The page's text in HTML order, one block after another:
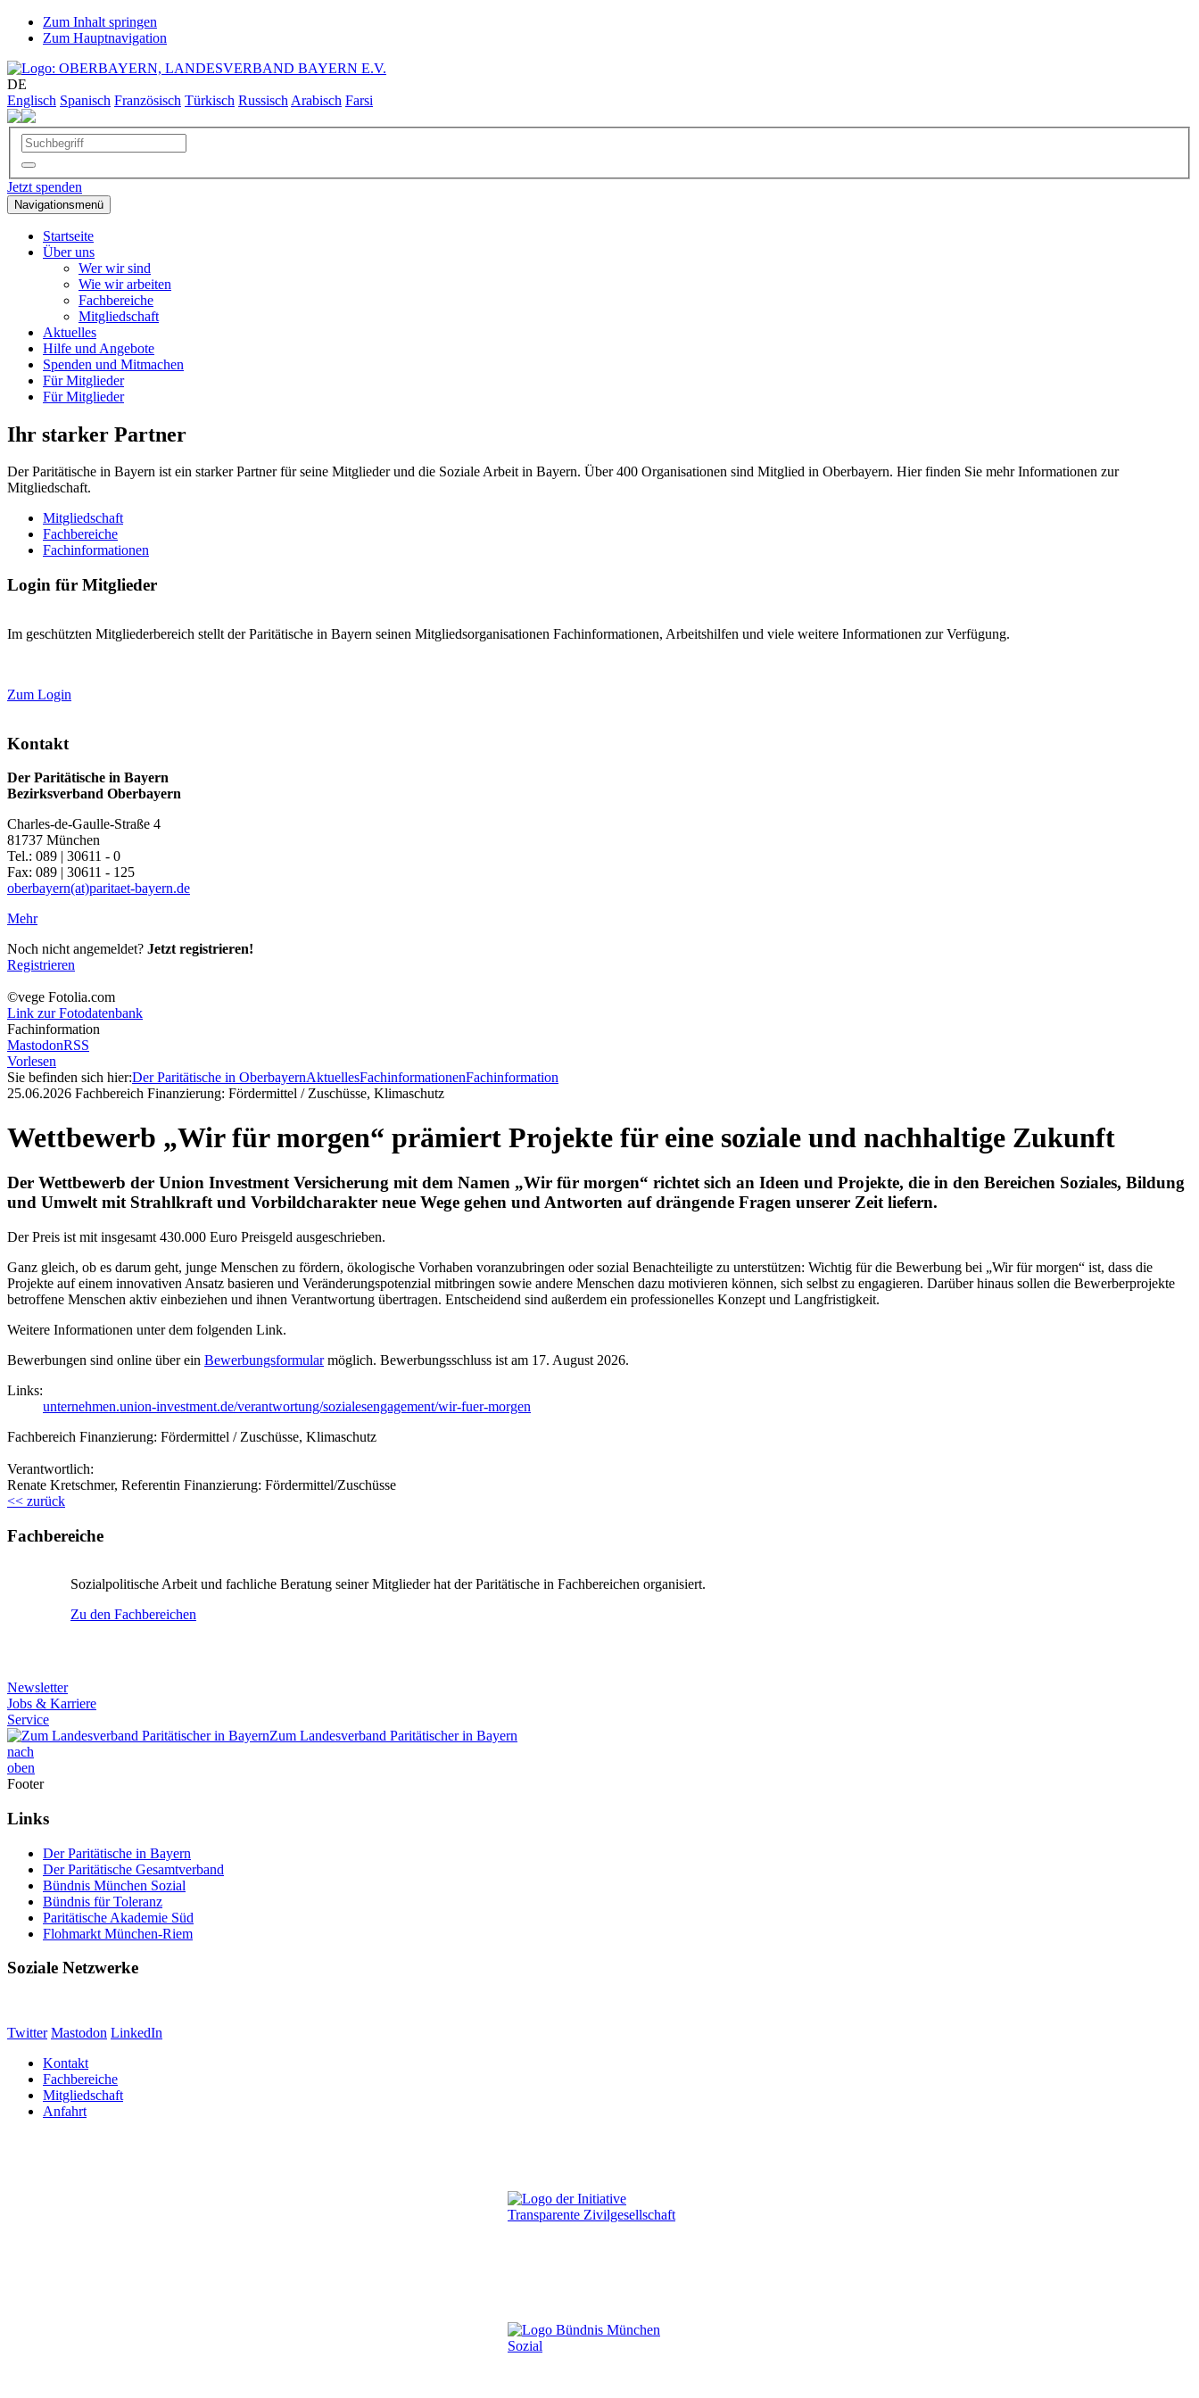
Zum Inhalt springen
Zum Hauptnavigation
DE
Englisch Spanisch Französisch Türkisch Russisch Arabisch Farsi
Jetzt spenden
Navigationsmenü
Startseite
Über uns
Wer wir sind
Wie wir arbeiten
Fachbereiche
Mitgliedschaft
Aktuelles
Hilfe und Angebote
Spenden und Mitmachen
Für Mitglieder
Für Mitglieder
Ihr starker Partner
Der Paritätische in Bayern ist ein starker Partner für seine Mitglieder und die Soziale Arbeit in Bayern. Über 400 Organisationen sind Mitglied in Oberbayern. Hier finden Sie mehr Informationen zur
Mitgliedschaft.
Mitgliedschaft
Fachbereiche
Fachinformationen
Login für Mitglieder
Im geschützten Mitgliederbereich stellt der Paritätische in Bayern seinen Mitgliedsorganisationen Fachinformationen, Arbeitshilfen und viele weitere Informationen zur Verfügung.
Zum Login
Kontakt
Der Paritätische in Bayern
Bezirksverband Oberbayern
Charles-de-Gaulle-Straße 4
81737 München
Tel.: 089 | 30611 - 0
Fax: 089 | 30611 - 125
oberbayern(at)paritaet-bayern.de
Mehr
Noch nicht angemeldet? Jetzt registrieren!
Registrieren
©vege Fotolia.com
Link zur Fotodatenbank
Fachinformation
MastodonRSS
Vorlesen
Sie befinden sich hier:Der Paritätische in OberbayernAktuellesFachinformationenFachinformation
25.06.2026 Fachbereich Finanzierung: Fördermittel / Zuschüsse, Klimaschutz
Wettbewerb „Wir für morgen“ prämiert Projekte für eine soziale und nachhaltige Zukunft
Der Wettbewerb der Union Investment Versicherung mit dem Namen „Wir für morgen“ richtet sich an Ideen und Projekte, die in den Bereichen Soziales, Bildung
und Umwelt mit Strahlkraft und Vorbildcharakter neue Wege gehen und Antworten auf drängende Fragen unserer Zeit liefern.
Der Preis ist mit insgesamt 430.000 Euro Preisgeld ausgeschrieben.
Ganz gleich, ob es darum geht, junge Menschen zu fördern, ökologische Vorhaben voranzubringen oder sozial Benachteiligte zu unterstützen: Wichtig für die Bewerbung bei „Wir für morgen“ ist, dass die
Projekte auf einem innovativen Ansatz basieren und Veränderungspotenzial mitbringen sowie andere Menschen dazu motivieren können, sich selbst zu engagieren. Darüber hinaus sollen die Bewerberprojekte
betroffene Menschen aktiv einbeziehen und ihnen Verantwortung übertragen. Entscheidend sind außerdem ein professionelles Konzept und Langfristigkeit.
Weitere Informationen unter dem folgenden Link.
Bewerbungen sind online über ein Bewerbungsformularmöglich. Bewerbungsschluss ist am 17. August 2026.
Links:
unternehmen.union-investment.de/verantwortung/sozialesengagement/wir-fuer-morgen
Fachbereich Finanzierung: Fördermittel / Zuschüsse, Klimaschutz
Verantwortlich:
Renate Kretschmer, Referentin Finanzierung: Fördermittel/Zuschüsse
<< zurück
Fachbereiche
Sozialpolitische Arbeit und fachliche Beratung seiner Mitglieder hat der Paritätische in Fachbereichen organisiert.
Zu den Fachbereichen
Newsletter
Jobs & Karriere
Service
Zum Landesverband Paritätischer in Bayern
nach
oben
Footer
Links
Der Paritätische in Bayern
Der Paritätische Gesamtverband
Bündnis München Sozial
Bündnis für Toleranz
Paritätische Akademie Süd
Flohmarkt München-Riem
Soziale Netzwerke
Twitter Mastodon LinkedIn
Kontakt
Fachbereiche
Mitgliedschaft
Anfahrt